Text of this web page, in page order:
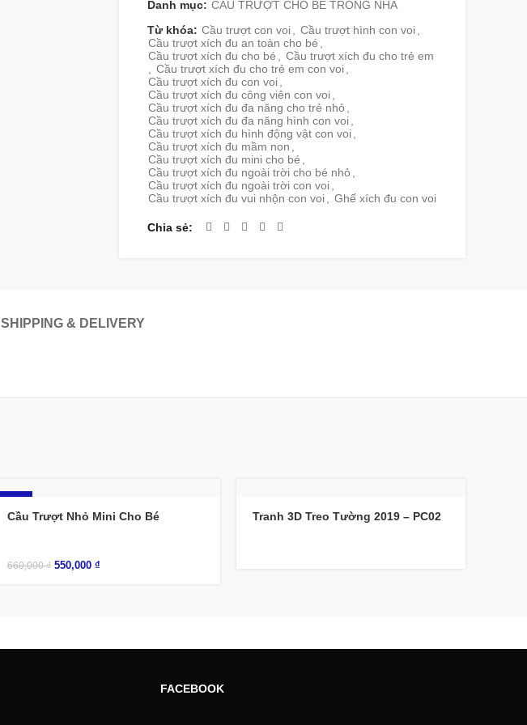
Danh mục: CẦU TRƯỢT CHO BÉ TRONG NHÀ
Từ khóa: Cầu trượt con voi , Cầu trượt hình con voi ,
Cầu trượt xích đu an toàn cho bé ,
Cầu trượt xích đu cho bé , Cầu trượt xích đu cho trẻ em
, Cầu trượt xích đu cho trẻ em con voi ,
Cầu trượt xích đu con voi ,
Cầu trượt xích đu công viên con voi ,
Cầu trượt xích đu đa năng cho trẻ nhỏ ,
Cầu trượt xích đu đa năng hình con voi ,
Cầu trượt xích đu hình động vật con voi ,
Cầu trượt xích đu mầm non ,
Cầu trượt xích đu mini cho bé ,
Cầu trượt xích đu ngoài trời cho bé nhỏ ,
Cầu trượt xích đu ngoài trời con voi ,
Cầu trượt xích đu vui nhộn con voi , Ghế xích đu con voi
Chia sẻ
SHIPPING & DELIVERY
Cầu Trượt Nhỏ Mini Cho Bé
660,000₫ 550,000 ₫
Tranh 3D Treo Tường 2019 – PC02
FACEBOOK